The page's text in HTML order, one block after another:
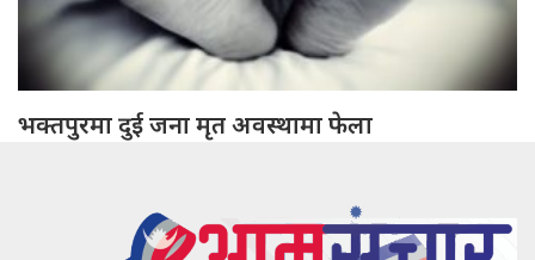
भक्तपुरमा दुई जना मृत अवस्थामा फेला